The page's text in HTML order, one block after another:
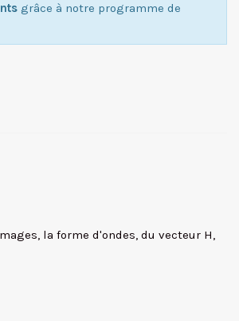
grâce à notre programme de
la forme d'ondes, du vecteur H,